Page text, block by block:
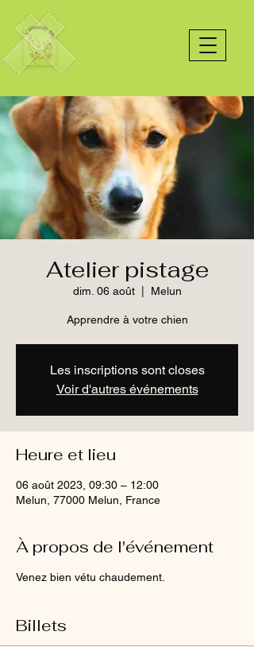
Atelier pistage
dim. 06 août
  |
Melun
Apprendre à votre chien
Les inscriptions sont closes
Voir d'autres événements
Heure et lieu
06 août 2023, 09:30 – 12:00
Melun, 77000 Melun, France
À propos de l'événement
Venez bien vétu chaudement.
Billets